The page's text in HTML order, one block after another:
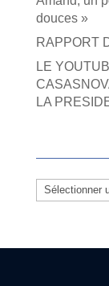
douces »
RAPPORT
LE
LA
Archives